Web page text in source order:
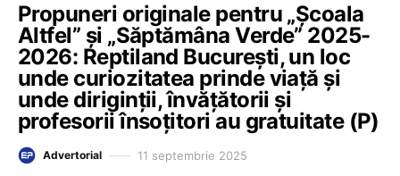
Propuneri originale pentru „Școala
Altfel” și „Săptămâna Verde” 2025-
2026: Reptiland București, un loc
unde curiozitatea prinde viață și
unde diriginții, învățătorii și
profesorii însoțitori au gratuitate (P)
Advertorial 11 septembrie 2025